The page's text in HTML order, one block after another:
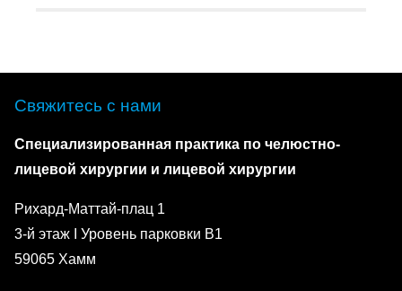
Свяжитесь с нами
Специализированная практика по челюстно-
лицевой хирургии и лицевой хирургии
Рихард-Маттай-плац 1
3-й этаж I Уровень парковки B1
59065 Хамм